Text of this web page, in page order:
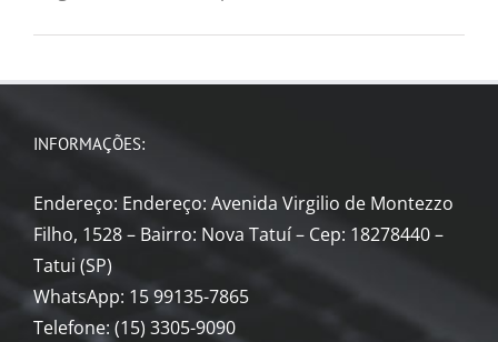
INFORMAÇÕES:
Endereço: Endereço: Avenida Virgilio de Montezzo
Filho, 1528 – Bairro: Nova Tatuí – Cep: 18278440 –
Tatui (SP)
WhatsApp: 15 99135-7865
Telefone: (15) 3305-9090